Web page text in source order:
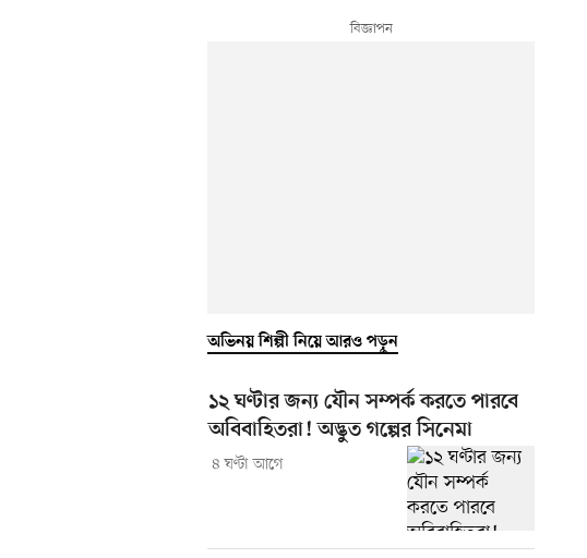
অভিনয় শিল্পী নিয়ে আরও পড়ুন
১২ ঘণ্টার জন্য যৌন সম্পর্ক করতে পারবে
অবিবাহিতরা! অদ্ভুত গল্পের সিনেমা
৪ ঘণ্টা আগে